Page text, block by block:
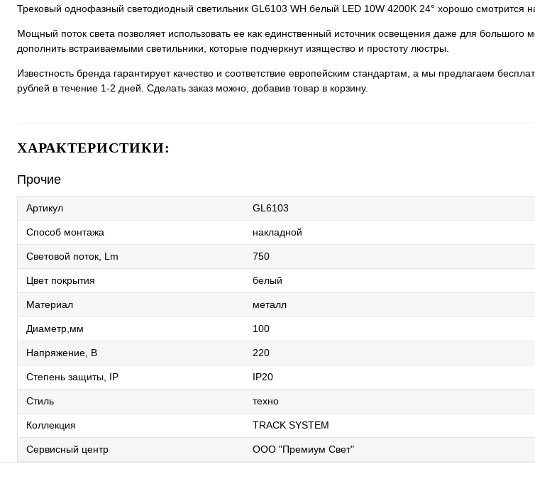
Трековый однофазный светодиодный светильник GL6103 WH белый LED 10W 4200K 24° хорошо смотрится на
Мощный поток света позволяет использовать ее как единственный источник освещения даже для
дополнить встраиваемыми светильники, которые подчеркнут изящество и простоту люстры.
Известность бренда гарантирует качество и соответствие европейским стандартам, а мы предлагаем
рублей в течение 1-2 дней. Сделать заказ можно, добавив товар в корзину.
ХАРАКТЕРИСТИКИ:
Прочие
Артикул GL6103
Способ монтажа накладной
Световой поток, Lm 750
Цвет покрытия белый
Материал металл
Диаметр,мм 100
Напряжение, В 220
Степень защиты, IP IP20
Стиль техно
Коллекция TRACK SYSTEM
Сервисный центр ООО "Премиум Свет"